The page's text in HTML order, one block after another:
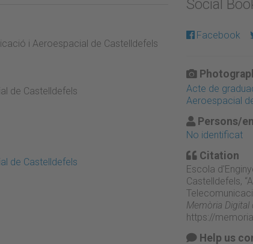
i Aeroespacial de Castelldefels
de Castelldefels
de Castelldefels
Social
Facebook
Acte de
Aeroespacial
Persons/
No identificat
Citation
Escola
Castelldefels,
Memòria Digital
https://
Help us